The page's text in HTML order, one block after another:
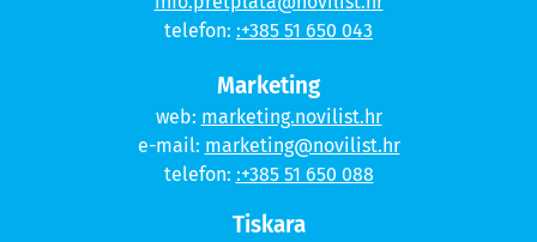
telefon: :+385 51 650 043
Marketing
web: marketing.novilist.hr
e-mail: marketing@novilist.hr
telefon: :+385 51 650 088
Tiskara